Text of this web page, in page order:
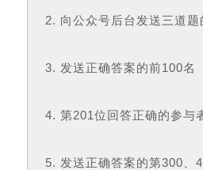
2. 向公众号后台发送三道题
3. 发送正确答案的前100名
4. 第201位回答正确的参与
5. 发送正确答案的第300、